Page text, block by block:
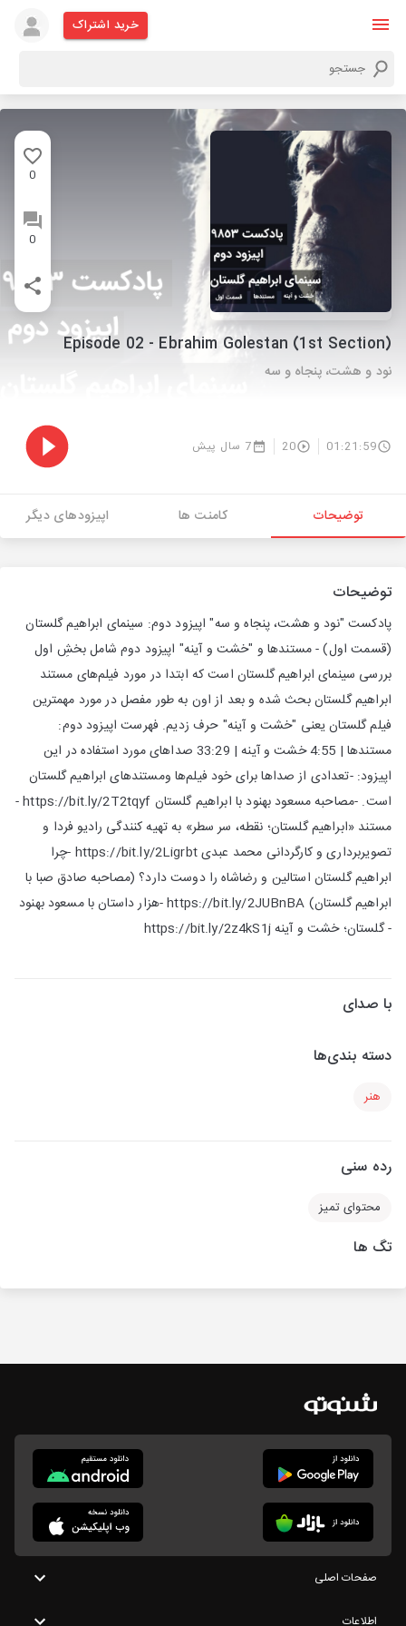
خرید اشتراک
0
0
Episode 02 - Ebrahim Golestan (1st Section)
نود و هشت، پنجاه و سه
01:21:59
20 7 سال پیش
توضیحات کامنت ها اپیزودهای دیگر
توضیحات
پادکست "نود و هشت، پنجاه و سه" اپیزود دوم: سینمای ابراهیم گلستان
(قسمت اول) - مستندها و "خشت و آینه" اپیزود دوم شامل بخشِ اول
بررسی سینمای ابراهیم گلستان است که ابتدا در مورد فیلم‌های مستند
ابراهیم گلستان بحث شده و بعد از اون به طور مفصل در مورد مهمترین
فیلم گلستان یعنی "خشت و آینه" حرف زدیم. فهرست اپیزود دوم:
مستندها | 4:55 خشت و آینه | 33:29 صداهای مورد استفاده در این
اپیزود: -تعدادی از صداها برای خود فیلم‌ها ومستندهای ابراهیم گلستان
است. -مصاحبه مسعود بهنود با ابراهیم گلستان https://bit.ly/2T2tqyf -
مستند «ابراهیم گلستان؛ نقطه، سر سطر» به تهیه کنندگی رادیو فردا و
تصویربرداری و کارگردانی محمد عبدی https://bit.ly/2Ligrbt -چرا
ابراهیم گلستان استالین و رضاشاه را دوست دارد؟ (مصاحبه صادق صبا با
ابراهیم گلستان) https://bit.ly/2JUBnBA -هزار داستان با مسعود بهنود
- گلستان؛ خشت و آینه https://bit.ly/2z4kS1j
با صدای
دسته بندی‌ها
هنر
رده سنی
محتوای تمیز
تگ ها
صفحات اصلی
اطلاعات